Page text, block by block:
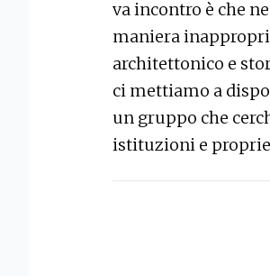
va incontro è che
maniera
architettonico e
ci mettiamo a
un gruppo che
istituzioni e